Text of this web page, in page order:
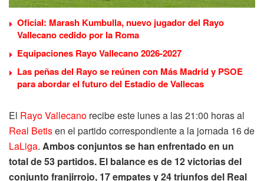
Oficial: Marash Kumbulla, nuevo jugador del Rayo
Vallecano cedido por la Roma
Equipaciones Rayo Vallecano 2026-2027
Las peñas del Rayo se reúnen con Más Madrid y PSOE
para abordar el futuro del Estadio de Vallecas
El Rayo Vallecano recibe este lunes a las 21:00 horas al
Real Betisen el partido correspondiente a la jornada 16 de
LaLiga. Ambos conjuntos se han enfrentado en un
total de 53 partidos. El balance es de 12 victorias del
conjunto franjirrojo, 17 empates y 24 triunfos del Real